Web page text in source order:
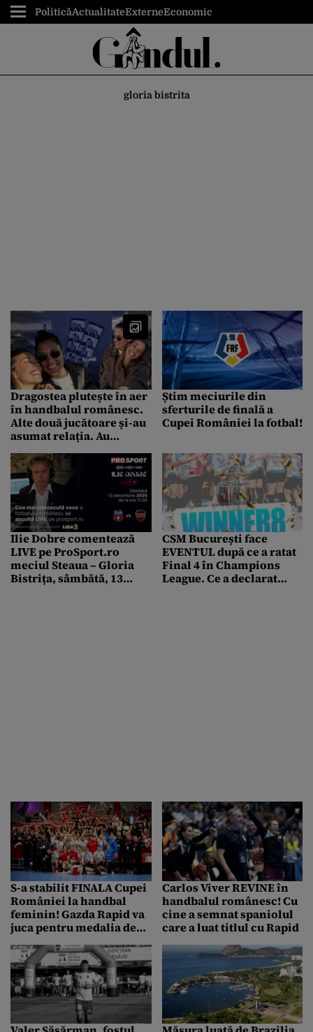
PoliticăActualitateExterneEconomic
gloria bistrita
Dragostea plutește în aer
în handbalul românesc.
Alte două jucătoare și-au
asumat relația. Au
un mesaj postat pe
Instagram
Știm meciurile din
sferturile de finală a
Cupei României la fotbal!
Ilie Dobre comentează
LIVE pe ProSport.ro
meciul Steaua – Gloria
Bistrița, sâmbătă, 13
CSM București face
EVENTUL după ce a ratat
Final 4 în Champions
League. Ce a declarat
S-a stabilit FINALA Cupei
României la handbal
feminin! Gazda Rapid va
juca pentru medalia de
Carlos Viver REVINE în
handbalul românesc! Cu
cine a semnat spaniolul
care a luat titlul cu Rapid